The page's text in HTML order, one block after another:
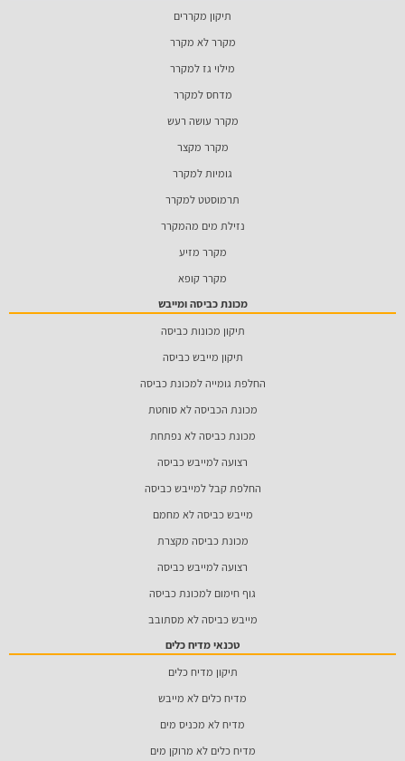
תיקון מקררים
מקרר לא מקרר
מילוי גז למקרר
מדחס למקרר
מקרר עושה רעש
מקרר מקצר
גומיות למקרר
תרמוסטט למקרר
נזילת מים מהמקרר
מקרר מזיע
מקרר קופא
מכונת כביסה ומייבש
תיקון מכונות כביסה
תיקון מייבש כביסה
החלפת גומייה למכונת כביסה
מכונת הכביסה לא סוחטת
מכונת כביסה לא נפתחת
רצועה למייבש כביסה
החלפת קבל למייבש כביסה
מייבש כביסה לא מחמם
מכונת כביסה מקצרת
רצועה למייבש כביסה
גוף חימום למכונת כביסה
מייבש כביסה לא מסתובב
טכנאי מדיח כלים
תיקון מדיח כלים
מדיח כלים לא מייבש
מדיח לא מכניס מים
מדיח כלים לא מרוקן מים